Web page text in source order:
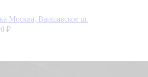
Москва, Варшавское ш.
₽